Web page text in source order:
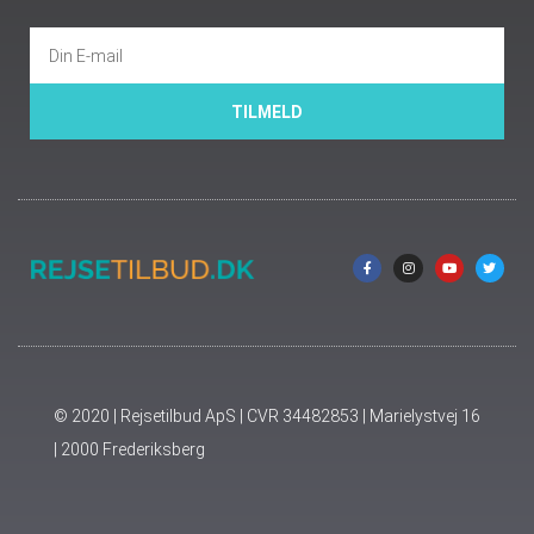
TILMELD
© 2020 | Rejsetilbud ApS | CVR 34482853 | Marielystvej 16
| 2000 Frederiksberg